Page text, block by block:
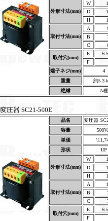
外形寸法(mm)
W
D
H
取付寸法(mm)
A
B
C
取付穴(mm)
E
F
端子ネジ(mm)
4
重量
約5.3
絶縁
A種
変圧器 SC21-500E
品名
変圧器
容量
単価
形状
UP
外形寸法(mm)
W
D
H
取付寸法(mm)
A
B
C
取付穴(mm)
E
F